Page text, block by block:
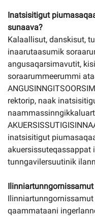
Inatsisitigut
sunaava?
Kalaallisut, danskisut,
inaarutaasumik
angusaqarsimavutit,
soraarummeerummi
rektorip, naak
inatsisitigut
tunngavilersuutinik
qaammataani